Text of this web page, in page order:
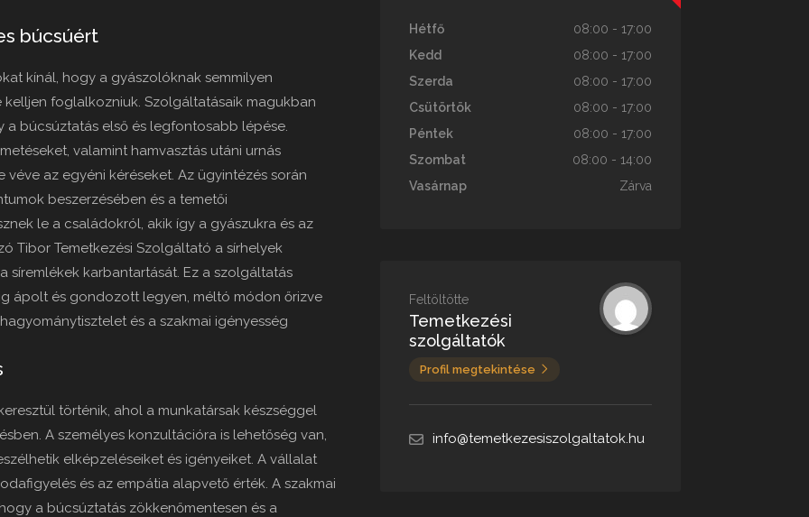
búcsúért
kínál, hogy a gyászolóknak semmilyen
foglalkozniuk. Szolgáltatásaik magukban
búcsúztatás első és legfontosabb lépése.
valamint hamvasztás utáni urnás
az egyéni kéréseket. Az ügyintézés során
beszerzésében és a temetői
le a családokról, akik így a gyászukra és az
Tibor Temetkezési Szolgáltató a sírhelyek
síremlékek karbantartását. Ez a szolgáltatás
ápolt és gondozott legyen, méltó módon őrizve
és a szakmai igényesség
történik, ahol a munkatársak készséggel
A személyes konzultációra is lehetőség van,
elképzeléseiket és igényeiket. A vállalat
és az empátia alapvető érték. A szakmai
a búcsúztatás zökkenőmentesen és a
Hétfő
08:00 - 17:00
Kedd
08:00 - 17:00
Szerda
08:00 - 17:00
Csütörtök
08:00 - 17:00
Péntek
08:00 - 17:00
Szombat
08:00 - 14:00
Vasárnap
Zárva
Feltöltötte
Temetkezési
szolgáltatók
Profil megtekintése
info@temetkezesiszolgaltatok.hu